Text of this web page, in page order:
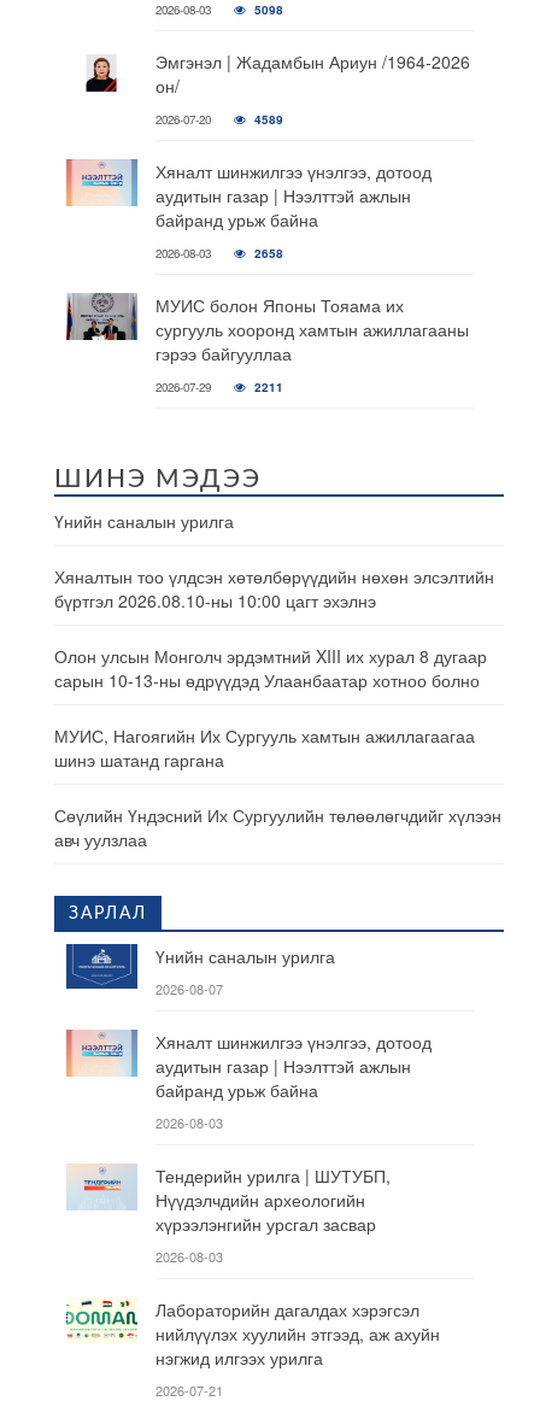
2026-08-03 5098
Эмгэнэл | Жадамбын Ариун /1964-2026
он/
2026-07-20 4589
Хяналт шинжилгээ үнэлгээ, дотоод
аудитын газар | Нээлттэй ажлын
байранд урьж байна
2026-08-03 2658
МУИС болон Японы Тояама их
сургууль хооронд хамтын ажиллагааны
гэрээ байгууллаа
2026-07-29 2211
ШИНЭ МЭДЭЭ
Үнийн саналын урилга
Хяналтын тоо үлдсэн хөтөлбөрүүдийн нөхөн элсэлтийн
бүртгэл 2026.08.10-ны 10:00 цагт эхэлнэ
Олон улсын Монголч эрдэмтний XIII их хурал 8 дугаар
сарын 10-13-ны өдрүүдэд Улаанбаатар хотноо болно
МУИС, Нагоягийн Их Сургууль хамтын ажиллагаагаа
шинэ шатанд гаргана
Сөүлийн Үндэсний Их Сургуулийн төлөөлөгчдийг хүлээн
авч уулзлаа
ЗАРЛАЛ
Үнийн саналын урилга
2026-08-07
Хяналт шинжилгээ үнэлгээ, дотоод
аудитын газар | Нээлттэй ажлын
байранд урьж байна
2026-08-03
Тендерийн урилга | ШУТУБП,
Нүүдэлчдийн археологийн
хүрээлэнгийн урсгал засвар
2026-08-03
Лабораторийн дагалдах хэрэгсэл
нийлүүлэх хуулийн этгээд, аж ахуйн
нэгжид илгээх урилга
2026-07-21